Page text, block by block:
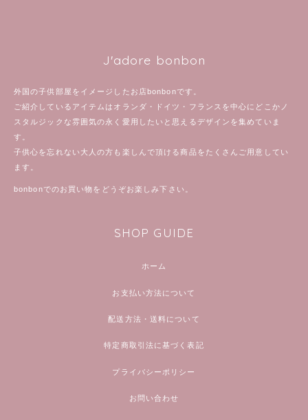
J'adore bonbon
外国の子供部屋をイメージしたお店bonbonです。
ご紹介しているアイテムはオランダ・ドイツ・フランスを中心にどこかノ
スタルジックな雰囲気の永く愛用したいと思えるデザインを集めていま
す。
子供心を忘れない大人の方も楽しんで頂ける商品をたくさんご用意してい
ます。
bonbonでのお買い物をどうぞお楽しみ下さい。
SHOP GUIDE
ホーム
お支払い方法について
配送方法・送料について
特定商取引法に基づく表記
プライバシーポリシー
お問い合わせ